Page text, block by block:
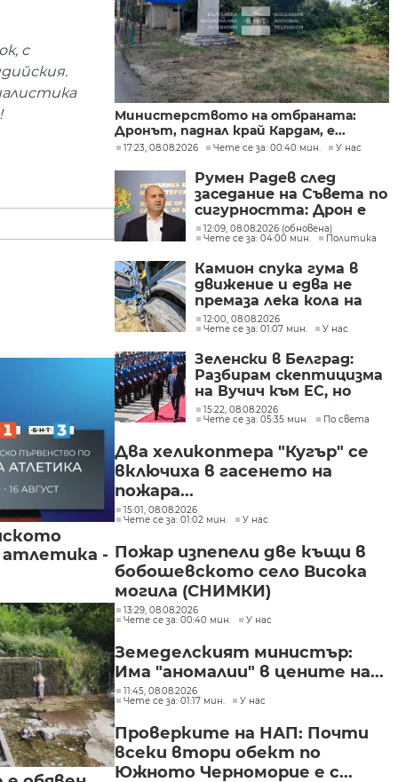
с
атлетика -
Министерството на отбраната:
Дронът, паднал край Кардам, е...
17:23, 08.08.2026 Чете се за: 00:40 мин. У нас
Румен Радев след
заседание на Съвета по
сигурността: Дрон е
нахлул в българското
въздушно
12:09, 08.08.2026 (обновена)
Чете се за: 04:00 мин.
Политика
Камион спука гума в
движение и едва не
премаза лека кола на
Подбалканския път
(СНИМКИ)
12:00, 08.08.2026
Чете се за: 01:07 мин.
У нас
Зеленски в Белград:
Разбирам скептицизма
на Вучич към ЕС, но
Украйна е във война и
няма време за
15:22, 08.08.2026
Чете се за: 05:35 мин.
По света
Два хеликоптера "Кугър" се
включиха в гасенето на
пожара...
15:01, 08.08.2026
Чете се за: 01:02 мин.
У нас
Пожар изпепели две къщи в
бобошевското село Висока
могила (СНИМКИ)
13:29, 08.08.2026
Чете се за: 00:40 мин.
У нас
Земеделският министър:
Има "аномалии" в цените на...
11:45, 08.08.2026
Чете се за: 01:17 мин.
У нас
Проверките на НАП: Почти
всеки втори обект по
Южното Черноморие е с...